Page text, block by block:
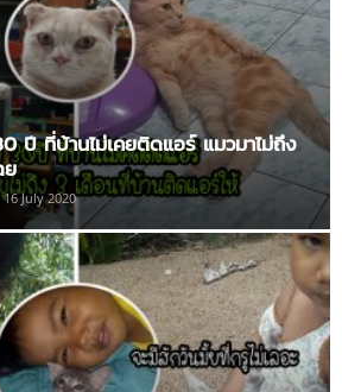
ปี ที่บ้านไม่เคยติดแอร์ แมวมาไม่ถึง
ย
16 July 2020